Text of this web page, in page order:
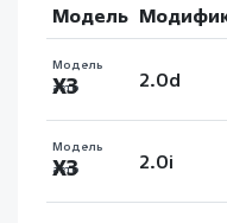
Модель
Модель
авто
X3 2.0d
Модель
авто
X3 2.0i